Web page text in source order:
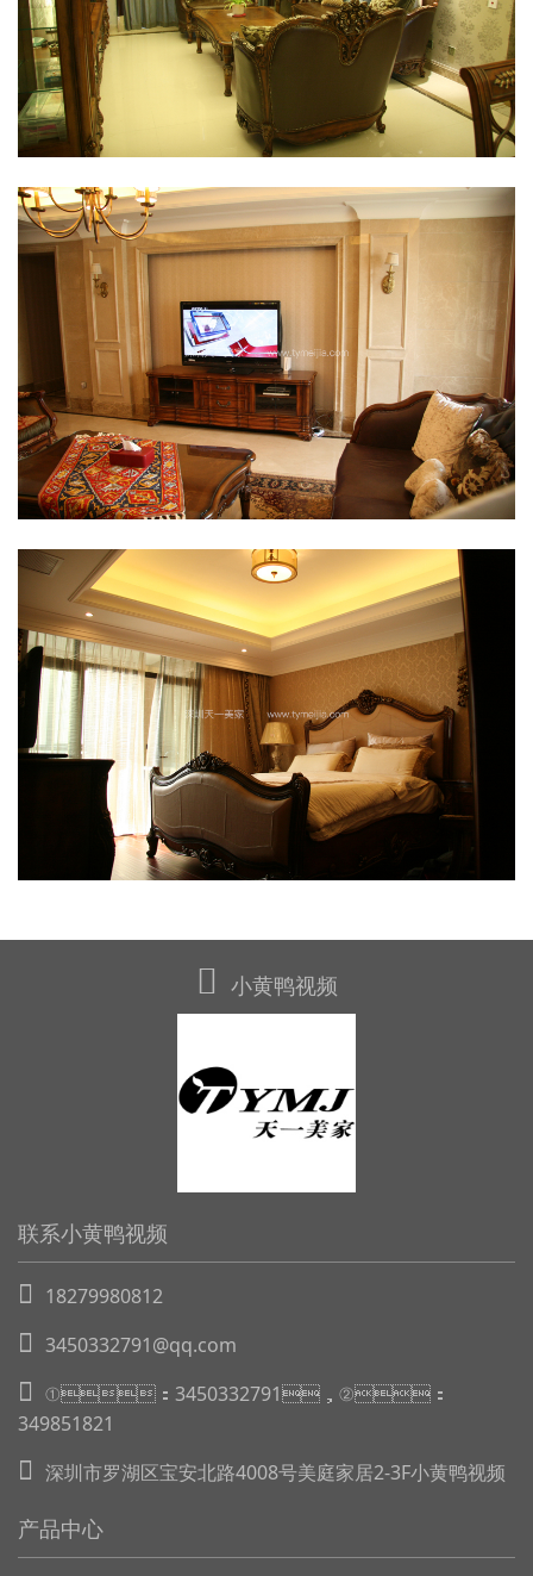
小黄鸭视频
联系小黄鸭视频
18279980812
3450332791@qq.com
①：3450332791，②：
349851821
深圳市罗湖区宝安北路4008号美庭家居2-3F小黄鸭视频
产品中心